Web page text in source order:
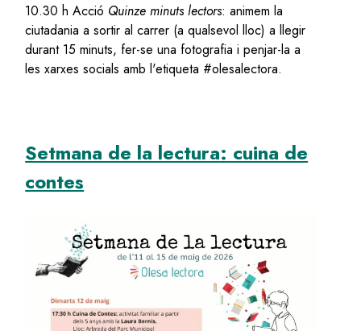
10.30 h Acció Quinze minuts lectors: animem la
ciutadania a sortir al carrer (a qualsevol lloc) a llegir
durant 15 minuts, fer-se una fotografia i penjar-la a
les xarxes socials amb l'etiqueta #olesalectora.
Setmana de la lectura: cuina de
contes